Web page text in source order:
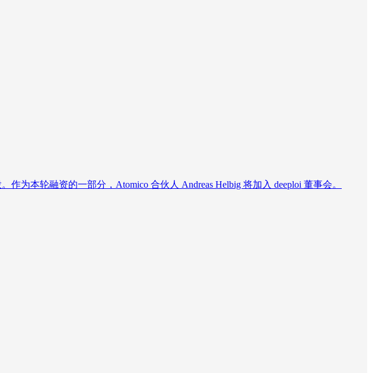
为本轮融资的一部分，Atomico 合伙人 Andreas Helbig 将加入 deeploi 董事会。